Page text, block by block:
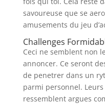
savoureuse que se
amusements du jeu
Challenges
Ceci ne semblent non
annoncer. Ce seront
de penetrer dans un
parmi personnel.
ressemblent argues